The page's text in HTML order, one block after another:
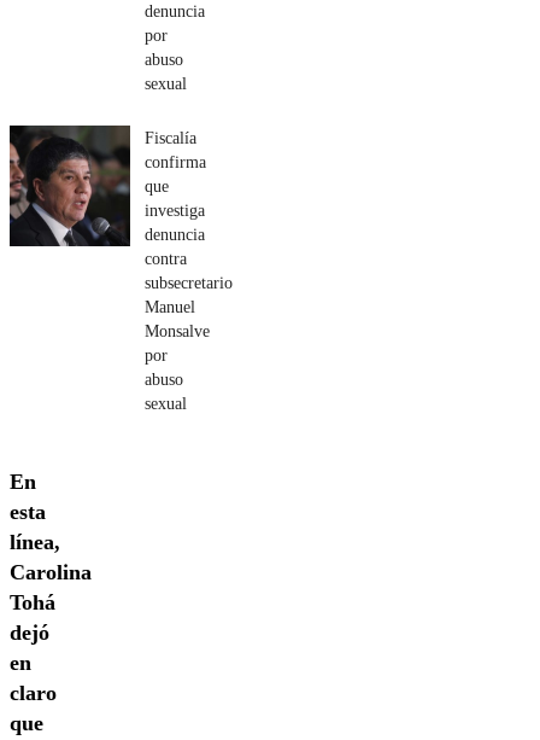
denuncia
por
abuso
sexual
Fiscalía
confirma
que
investiga
denuncia
contra
subsecretario
Manuel
Monsalve
por
abuso
sexual
En
esta
línea,
Carolina
Tohá
dejó
en
claro
que